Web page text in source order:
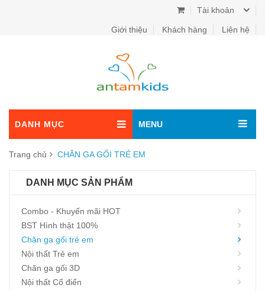
Tài khoản
Giới thiệu Khách hàng Liên hệ
DANH MỤC MENU
Trang chủ CHĂN GA GỐI TRẺ EM
DANH MỤC SẢN PHẨM
Combo - Khuyến mãi HOT
BST Hình thật 100%
Chăn ga gối trẻ em
Nội thất Trẻ em
Chăn ga gối 3D
Nội thất Cổ điển